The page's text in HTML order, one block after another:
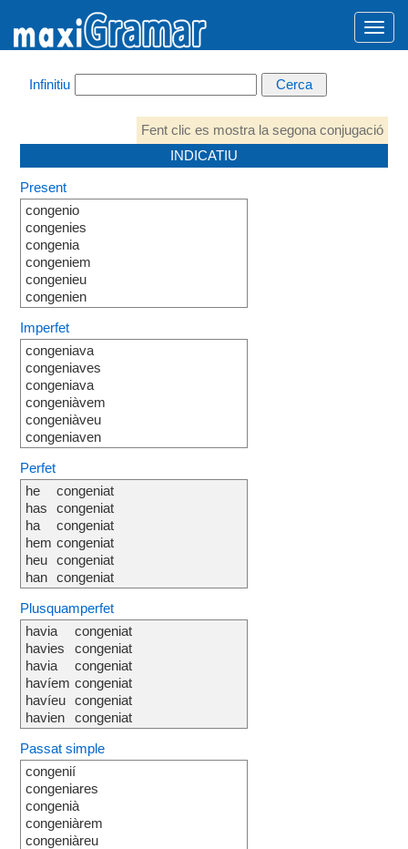
Infinitiu
Fent clic es mostra la segona conjugació
INDICATIU
Present
congenio
congenies
congenia
congeniem
congenieu
congenien
Imperfet
congeniava
congeniaves
congeniava
congeniàvem
congeniàveu
congeniaven
Perfet
he
has
ha
hem
heu
han
congeniat
congeniat
congeniat
congeniat
congeniat
congeniat
Plusquamperfet
havia
havies
havia
havíem
havíeu
havien
congeniat
congeniat
congeniat
congeniat
congeniat
congeniat
Passat simple
congenií
congeniares
congenià
congeniàrem
congeniàreu